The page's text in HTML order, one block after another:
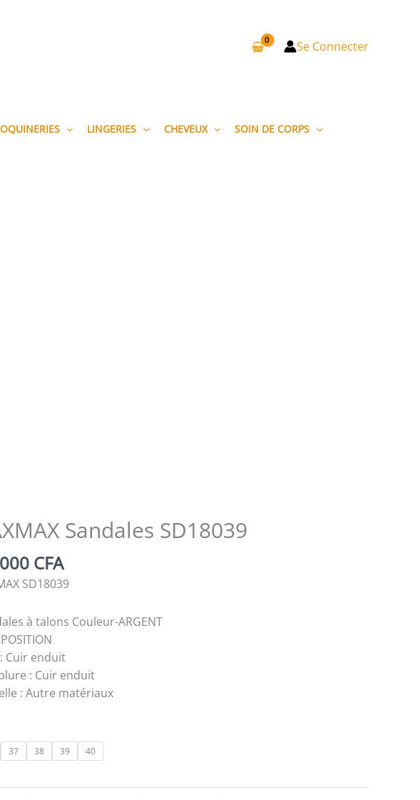
Se Connecter
LINGERIES CHEVEUX SOIN DE CORPS
Sandales SD18039
CFA
SD18039
à talons Couleur-ARGENT
Cuir enduit
: Cuir enduit
: Autre matériaux
37 38 39 40